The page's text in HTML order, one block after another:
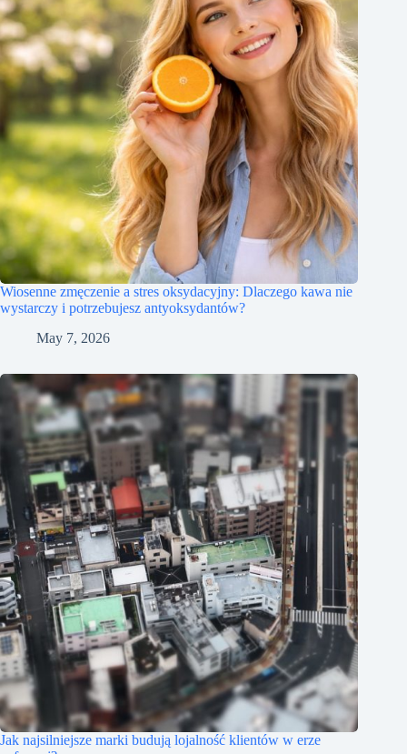
Wiosenne zmęczenie a stres oksydacyjny: Dlaczego kawa nie
wystarczy i potrzebujesz antyoksydantów?
May 7, 2026
Jak najsilniejsze marki budują lojalność klientów w erze